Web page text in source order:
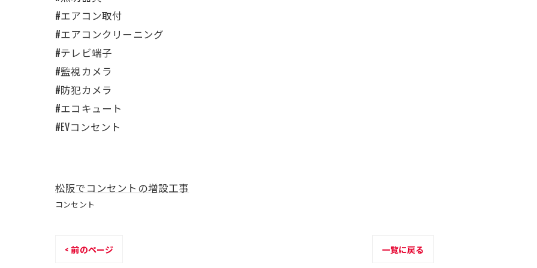
#エアコン取付
#エアコンクリーニング
#テレビ端子
#監視カメラ
#防犯カメラ
#エコキュート
#EVコンセント
松阪でコンセントの増設工事
コンセント
< 前のページ 一覧に戻る